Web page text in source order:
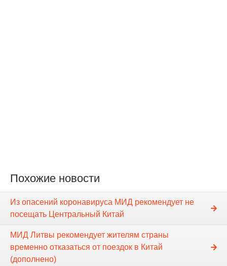
Похожие новости
Из опасений коронавируса МИД рекомендует не
посещать Центральный Китай
МИД Литвы рекомендует жителям страны
временно отказаться от поездок в Китай
(дополнено)